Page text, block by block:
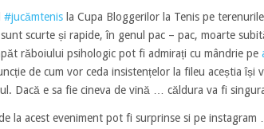
#jucămtenis la Cupa Bloggerilor la Tenis pe
scurte și rapide, în genul pac – pac, moarte
răboiului psihologic pot fi admirați cu mândrie pe
de cum vor ceda insistențelor la fileu aceștia își
Dacă e sa fie cineva de vină … căldura va fi
la acest eveniment pot fi surprinse si pe instagram